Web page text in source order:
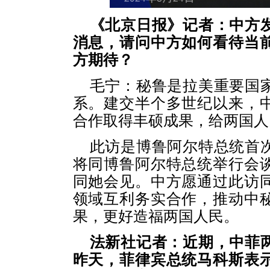
《北京日报》记者：中
消息，请问中方如何看待当
方期待？
毛宁：秘鲁是拉美重要国
系。建交半个多世纪以来，
合作取得丰硕成果，给两国
此访是博鲁阿尔特总统首
将同博鲁阿尔特总统举行会
同她会见。中方愿通过此访
领域互利务实合作，推动中
果，更好造福两国人民。
法新社记者：近期，中菲
昨天，菲律宾总统马科斯表